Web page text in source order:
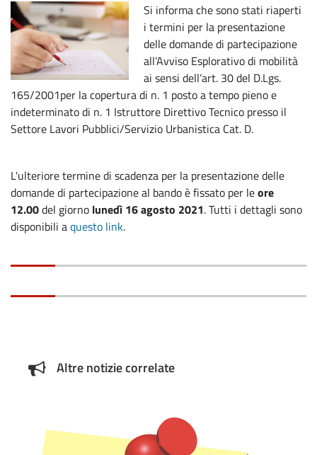
Si informa che sono stati riaperti
i termini per la presentazione
delle domande di partecipazione
all’Avviso Esplorativo di mobilità
ai sensi dell’art. 30 del D.Lgs.
165/2001per la copertura di n. 1 posto a tempo pieno e
indeterminato di n. 1 Istruttore Direttivo Tecnico presso il
Settore Lavori Pubblici/Servizio Urbanistica Cat. D.
L'ulteriore termine di scadenza per la presentazione delle
domande di partecipazione al bando è fissato per leore
12.00del giorno lunedì 16 agosto 2021. Tutti i dettagli sono
disponibili aquesto link.
Altre notizie correlate